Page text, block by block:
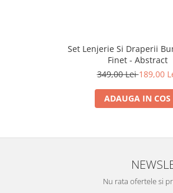
Set Lenjerie Si Draperii Bumbac Tip
Finet - Abstract
349,00 Lei189,00
ADAUGA IN COS
Nu rata ofertele si